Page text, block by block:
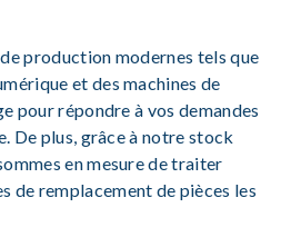
production modernes tels que
et des machines de
pour répondre à vos demandes
De plus, grâce à notre stock
en mesure de traiter
de remplacement de pièces les